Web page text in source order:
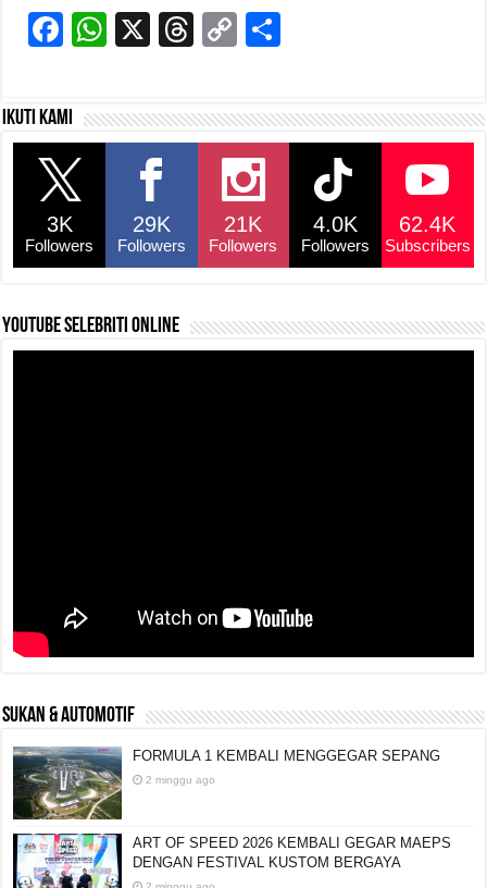
F
c
e
b
o
o
k
W
s
p
X
T
a
C
y
Li
n
k
e
Ikuti kami
3K
Followers
29K
Followers
21K
Followers
4.0K
Followers
62.4K
Subscribers
YouTube selebriti online
SUKAN & AUTOMOTIF
FORMULA 1 KEMBALI MENGGEGAR SEPANG
2 minggu ago
ART OF SPEED 2026 KEMBALI GEGAR MAEPS
DENGAN FESTIVAL KUSTOM BERGAYA